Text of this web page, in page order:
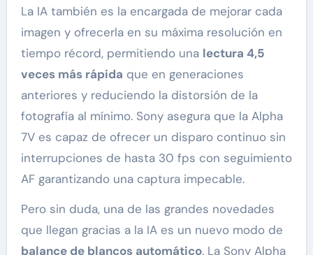
La IA también es la encargada de mejorar cada
imagen y ofrecerla en su máxima resolución en
tiempo récord, permitiendo una lectura 4,5
veces más rápida que en generaciones
anteriores y reduciendo la distorsión de la
fotografía al mínimo. Sony asegura que la Alpha
7V es capaz de ofrecer un disparo continuo sin
interrupciones de hasta 30 fps con seguimiento
AF garantizando una captura impecable.
Pero sin duda, una de las grandes novedades
que llegan gracias a la IA es un nuevo modo de
balance de blancos automático. La Sony Alpha